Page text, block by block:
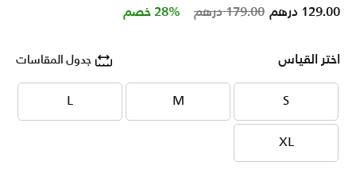
Price reduced from
179.00 درهم to 129.00 درهم 28% خصم
اختر القياس جدول المقاسات
S
S
M
M
L
L
XL
XL